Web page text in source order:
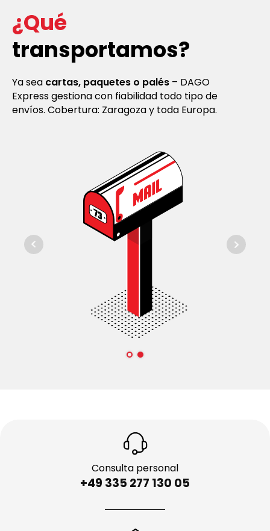
¿Qué
transportamos?
Ya sea cartas, paquetes o palés – DAGO
Express gestiona con fiabilidad todo tipo de
envíos. Cobertura: Zaragoza y toda Europa.
Consulta personal
+49 335 277 130 05